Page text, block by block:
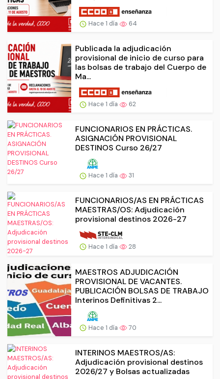
Hace 1 día 64
Publicada la adjudicación
provisional de inicio de curso para
las bolsas de trabajo del Cuerpo de
Ma...
Hace 1 día 62
FUNCIONARIOS EN PRÁCTICAS.
ASIGNACIÓN PROVISIONAL
DESTINOS Curso 26/27
Hace 1 día 31
FUNCIONARIOS/AS EN PRÁCTICAS
MAESTRAS/OS: Adjudicación
provisional destinos 2026-27
Hace 1 día 28
MAESTROS ADJUDICACIÓN
PROVISIONAL DE VACANTES.
PUBLICACIÓN BOLSAS DE TRABAJO
Interinos Definitivas 2...
Hace 1 día 70
INTERINOS MAESTROS/AS:
Adjudicación provisional destinos
2026/27 y Bolsas actualizadas